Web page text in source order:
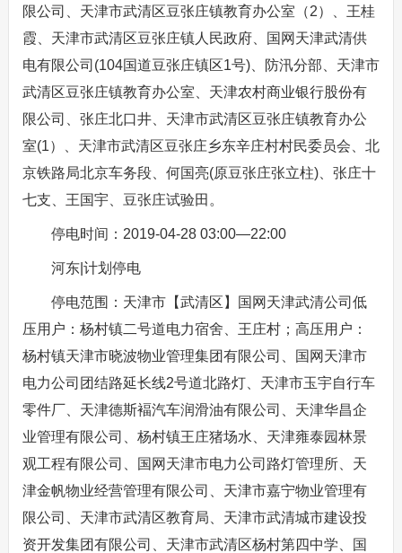
限公司、天津市武清区豆张庄镇教育办公室（2）、王桂
霞、天津市武清区豆张庄镇人民政府、国网天津武清供
电有限公司(104国道豆张庄镇区1号)、防汛分部、天津市
武清区豆张庄镇教育办公室、天津农村商业银行股份有
限公司、张庄北口井、天津市武清区豆张庄镇教育办公
室(1）、天津市武清区豆张庄乡东辛庄村村民委员会、北
京铁路局北京车务段、何国亮(原豆张庄张立柱)、张庄十
七支、王国宇、豆张庄试验田。
停电时间：2019-04-28 03:00—22:00
河东|计划停电
停电范围：天津市【武清区】国网天津武清公司低
压用户：杨村镇二号道电力宿舍、王庄村；高压用户：
杨村镇天津市晓波物业管理集团有限公司、国网天津市
电力公司团结路延长线2号道北路灯、天津市玉宇自行车
零件厂、天津德斯褔汽车润滑油有限公司、天津华昌企
业管理有限公司、杨村镇王庄猪场水、天津雍泰园林景
观工程有限公司、国网天津市电力公司路灯管理所、天
津金帆物业经营管理有限公司、天津市嘉宁物业管理有
限公司、天津市武清区教育局、天津市武清城市建设投
资开发集团有限公司、天津市武清区杨村第四中学、国